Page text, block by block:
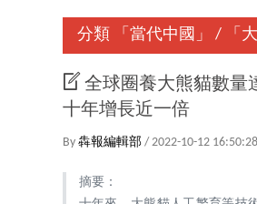
分類 「當代中國」 / 「
全球圈養大熊貓數量
十年增長近一倍
By 犇報編輯部 / 2022-10-12
摘要：